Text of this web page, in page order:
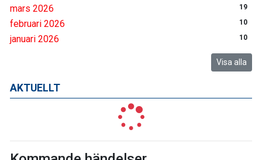
mars 2026 19
februari 2026 10
januari 2026 10
Visa alla
AKTUELLT